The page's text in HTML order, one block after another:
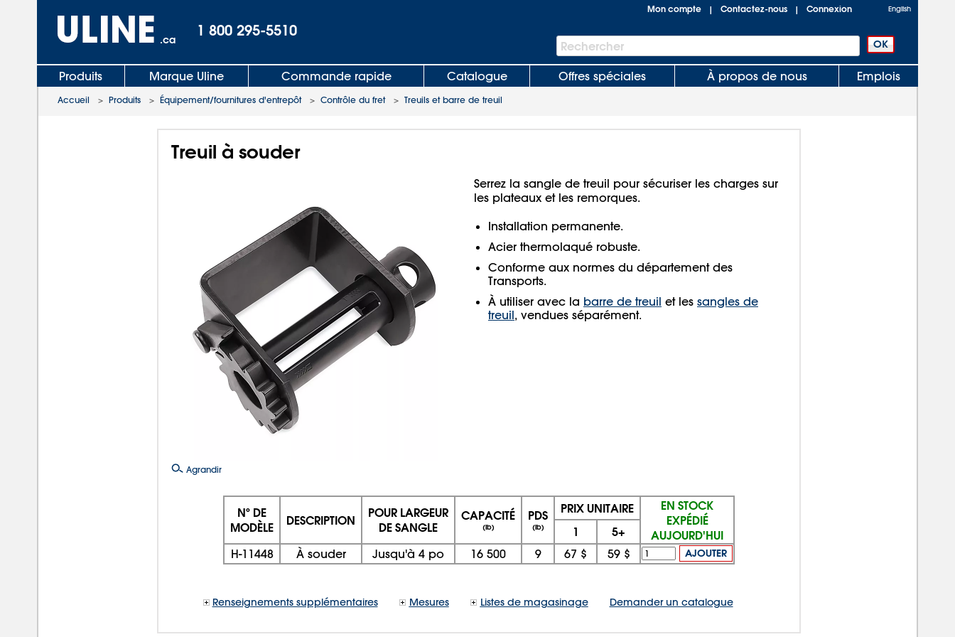
.ca
1 800 295-5510
Mon compte | Contactez-nous | Connexion English
Barre
de
recherche
Rechercher
Produits Marque Uline Commande rapide Catalogue Offres spéciales À propos de nous Emplois
Accueil > Produits > Équipement/fournitures d'entrepôt> Contrôle du fret> Treuils et barre de treuil
Treuil à souder
Agrandir
Serrez la sangle de treuil pour sécuriser les charges sur
les plateaux et les remorques.
Installation permanente.
Acier thermolaqué robuste.
Conforme aux normes du département des
Transports.
À utiliser avec la barre de treuil et les sangles de
treuil, vendues séparément.
Nº DE
MODÈLE
DESCRIPTION
POUR LARGEUR
DE SANGLE
CAPACITÉ
(lb)
PDS
(lb)
PRIX UNITAIRE
EN STOCK
EXPÉDIÉ
AUJOURD'HUI
1 5+
H-11448 À souder Jusqu'à 4 po 16 500 9 67 $ 59 $ AJOUTER
Renseignements supplémentaires Mesures Listes de magasinage Demander un catalogue